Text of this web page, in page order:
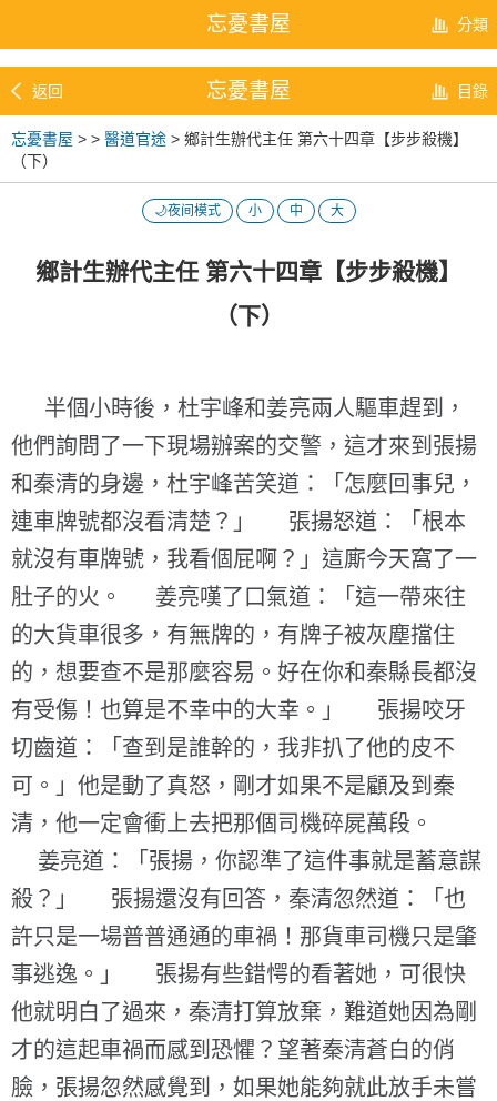
忘憂書屋 分類
返回 忘憂書屋 目錄
忘憂書屋 > > 醫道官途 > 鄉計生辦代主任 第六十四章【步步殺機】
（下）
🌙夜间模式 小 中 大
鄉計生辦代主任 第六十四章【步步殺機】
（下）
半個小時後，杜宇峰和姜亮兩人驅車趕到，
他們詢問了一下現場辦案的交警，這才來到張揚
和秦清的身邊，杜宇峰苦笑道：「怎麼回事兒，
連車牌號都沒看清楚？」 張揚怒道：「根本
就沒有車牌號，我看個屁啊？」這廝今天窩了一
肚子的火。 姜亮嘆了口氣道：「這一帶來往
的大貨車很多，有無牌的，有牌子被灰塵擋住
的，想要查不是那麼容易。好在你和秦縣長都沒
有受傷！也算是不幸中的大幸。」 張揚咬牙
切齒道：「查到是誰幹的，我非扒了他的皮不
可。」他是動了真怒，剛才如果不是顧及到秦
清，他一定會衝上去把那個司機碎屍萬段。
姜亮道：「張揚，你認準了這件事就是蓄意謀
殺？」 張揚還沒有回答，秦清忽然道：「也
許只是一場普普通通的車禍！那貨車司機只是肇
事逃逸。」 張揚有些錯愕的看著她，可很快
他就明白了過來，秦清打算放棄，難道她因為剛
才的這起車禍而感到恐懼？望著秦清蒼白的俏
臉，張揚忽然感覺到，如果她能夠就此放手未嘗